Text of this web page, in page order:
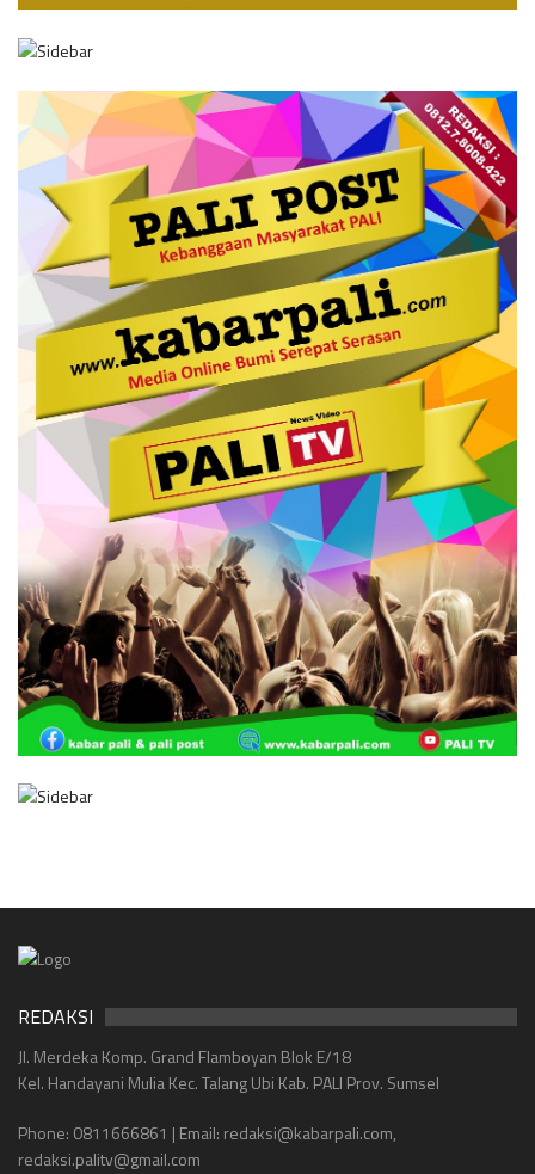
REDAKSI
Jl. Merdeka Komp. Grand Flamboyan Blok E/18
Kel. Handayani Mulia Kec. Talang Ubi Kab. PALI Prov. Sumsel
Phone: 0811666861 | Email: redaksi@kabarpali.com,
redaksi.palitv@gmail.com